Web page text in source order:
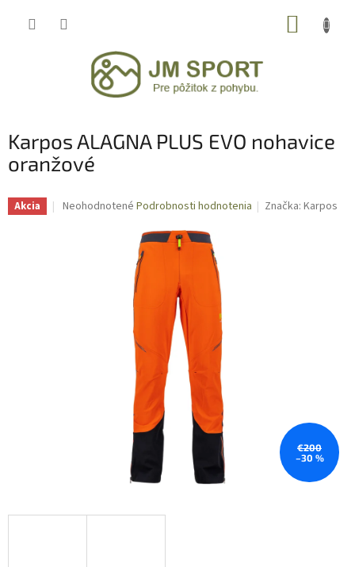
Karpos ALAGNA PLUS EVO nohavice
oranžové
Akcia
Priemerné
Neohodnotené Podrobnosti hodnotenia Značka:Karpos
€200
–30 %